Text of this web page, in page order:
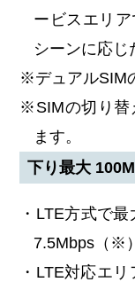
ービスエリ
シーンに応じ
※デュアルSIM
※SIMの切り替
ます。
下り最大
・LTE方式で
7.5Mbps（※
・LTE対応エ